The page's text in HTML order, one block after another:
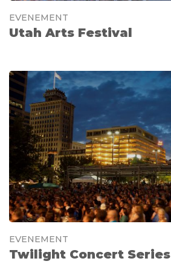
EVENEMENT
Utah Arts Festival
EVENEMENT
Twilight Concert Series